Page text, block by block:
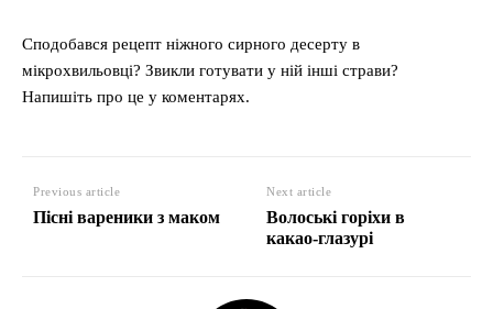
Сподобався рецепт ніжного сирного десерту в
мікрохвильовці? Звикли готувати у ній інші страви?
Напишіть про це у коментарях.
Previous article
Пісні вареники з маком
Next article
Волоські горіхи в
какао-глазурі